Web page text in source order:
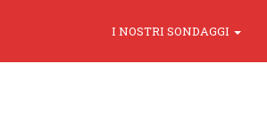
I NOSTRI SONDAGGI